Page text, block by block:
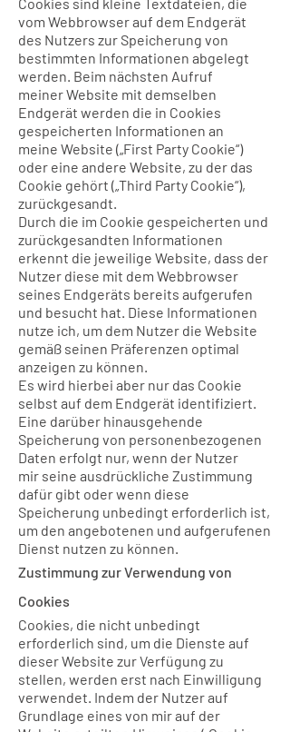
vom Webbrowser auf dem Endgerät
des Nutzers zur Speicherung von
bestimmten Informationen abgelegt
werden. Beim nächsten Aufruf
meiner Website mit demselben
Endgerät werden die in Cookies
gespeicherten Informationen an
meine Website („First Party Cookie“)
oder eine andere Website, zu der das
Cookie gehört („Third Party Cookie“),
zurückgesandt.
Durch die im Cookie gespeicherten und
zurückgesandten Informationen
erkennt die jeweilige Website, dass der
Nutzer diese mit dem Webbrowser
seines Endgeräts bereits aufgerufen
und besucht hat. Diese Informationen
nutze ich, um dem Nutzer die Website
gemäß seinen Präferenzen optimal
anzeigen zu können.
Es wird hierbei aber nur das Cookie
selbst auf dem Endgerät identifiziert.
Eine darüber hinausgehende
Speicherung von personenbezogenen
Daten erfolgt nur, wenn der Nutzer
mir seine ausdrückliche Zustimmung
dafür gibt oder wenn diese
Speicherung unbedingt erforderlich ist,
um den angebotenen und aufgerufenen
Dienst nutzen zu können.
​Zustimmung zur Verwendung von
Cookies
Cookies, die nicht unbedingt
erforderlich sind, um die Dienste auf
dieser Website zur Verfügung zu
stellen, werden erst nach Einwilligung
verwendet. Indem der Nutzer auf
Grundlage eines von mir auf der